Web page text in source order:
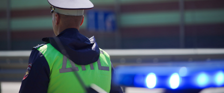
Play
Video